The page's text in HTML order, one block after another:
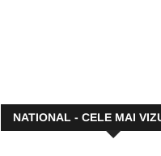
NATIONAL - CELE MAI